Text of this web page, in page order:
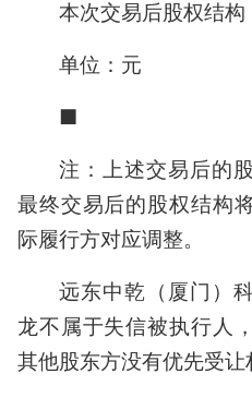
本次交易后股权结构
单位：元
■
注：上述交易后的
最终交易后的股权结构
际履行方对应调整。
远东中乾（厦门）
龙不属于失信被执行人
其他股东方没有优先受让